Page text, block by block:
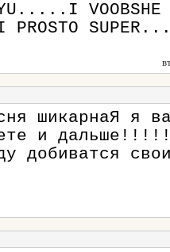
VOOBSHE
PROSTO
шикарнаЯ я
и
добиватся